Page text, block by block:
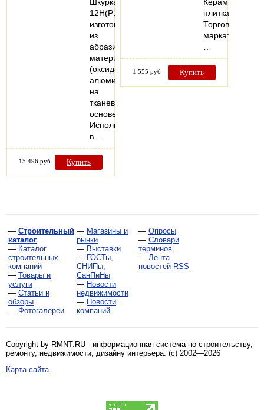
12Н(P100)
изготовлена
из
абразивного
материала
(оксида
алюминия)
на
тканевой
основе.
Используется
в…
15 496 руб Купить
плитка
Торговая
марка:
1 555 руб Купить
— Строительный
каталог
— Каталог
строительных
компаний
— Товары и
услуги
— Статьи и
обзоры
— Фотогалереи
— Магазины и
рынки
— Выставки
— ГОСТы,
СНИПы,
СанПиНы
— Новости
недвижимости
— Новости
компаний
— Опросы
— Словари
терминов
— Лента
новостей RSS
Copyright by RMNT.RU - информационная система по строительству,
ремонту, недвижимости, дизайну интерьера . (c) 2002—2026
Карта сайта